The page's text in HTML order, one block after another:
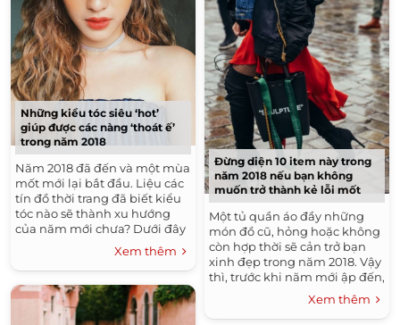
Những kiểu tóc siêu ‘hot’
giúp được các nàng ‘thoát ế’
trong năm 2018
Năm 2018 đã đến và một mùa
mốt mới lại bắt đầu. Liệu các
tín đồ thời trang đã biết kiểu
tóc nào sẽ thành xu hướng
của năm mới chưa? Dưới đây
là 4 kiểu tóc mà cô nàng...
Xem thêm
Đừng diện 10 item này trong
năm 2018 nếu bạn không
muốn trở thành kẻ lỗi mốt
Một tủ quần áo đầy những
món đồ cũ, hỏng hoặc không
còn hợp thời sẽ cản trở bạn
xinh đẹp trong năm 2018. Vậy
thì, trước khi năm mới ập đến,
hãy mạnh tay nói lời tạm...
Xem thêm